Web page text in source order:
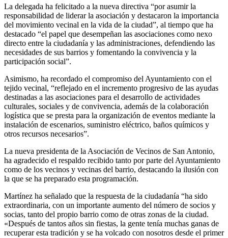
La delegada ha felicitado a la nueva directiva “por asumir la
responsabilidad de liderar la asociación y destacaron la importancia
del movimiento vecinal en la vida de la ciudad”, al tiempo que ha
destacado “el papel que desempeñan las asociaciones como nexo
directo entre la ciudadanía y las administraciones, defendiendo las
necesidades de sus barrios y fomentando la convivencia y la
participación social”.
Asimismo, ha recordado el compromiso del Ayuntamiento con el
tejido vecinal, “reflejado en el incremento progresivo de las ayudas
destinadas a las asociaciones para el desarrollo de actividades
culturales, sociales y de convivencia, además de la colaboración
logística que se presta para la organización de eventos mediante la
instalación de escenarios, suministro eléctrico, baños químicos y
otros recursos necesarios”.
La nueva presidenta de la Asociación de Vecinos de San Antonio,
ha agradecido el respaldo recibido tanto por parte del Ayuntamiento
como de los vecinos y vecinas del barrio, destacando la ilusión con
la que se ha preparado esta programación.
Martínez ha señalado que la respuesta de la ciudadanía “ha sido
extraordinaria, con un importante aumento del número de socios y
socias, tanto del propio barrio como de otras zonas de la ciudad.
«Después de tantos años sin fiestas, la gente tenía muchas ganas de
recuperar esta tradición y se ha volcado con nosotros desde el primer